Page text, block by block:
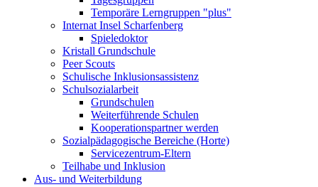
Temporäre Lerngruppen "plus"
Internat Insel Scharfenberg
Spieledoktor
Kristall Grundschule
Peer Scouts
Schulische Inklusionsassistenz
Schulsozialarbeit
Grundschulen
Weiterführende Schulen
Kooperationspartner werden
Sozialpädagogische Bereiche (Horte)
Servicezentrum-Eltern
Teilhabe und Inklusion
Aus- und Weiterbildung